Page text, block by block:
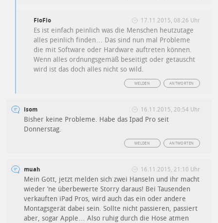
FloFlo 17.11.2015, 08:26 Uhr
Es ist einfach peinlich was die Menschen heutzutage
alles peinlich finden… Das sind nun mal Probleme
die mit Software oder Hardware auftreten können.
Wenn alles ordnungsgemäß beseitigt oder getauscht
wird ist das doch alles nicht so wild.
ANTWORTEN
MELDEN
isom 16.11.2015, 20:54 Uhr
Bisher keine Probleme. Habe das Ipad Pro seit
Donnerstag.
ANTWORTEN
MELDEN
muah 16.11.2015, 21:10 Uhr
Mein Gott, jetzt melden sich zwei Hanseln und ihr macht
wieder ’ne überbewerte Storry daraus! Bei Tausenden
verkauften iPad Pros, wird auch das ein oder andere
Montagsgerät dabei sein. Sollte nicht passieren, passiert
aber, sogar Apple… Also ruhig durch die Hose atmen